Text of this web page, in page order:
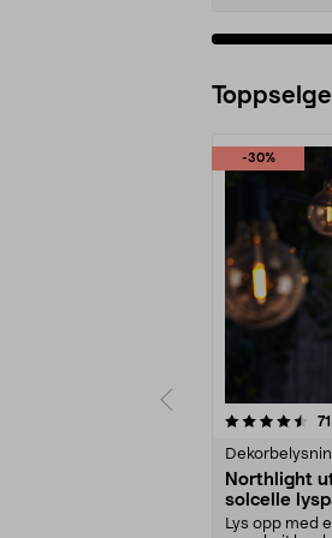
-30%
Northlight
solcelle
Lys opp med
4.5